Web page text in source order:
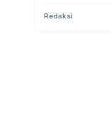
Redaksi